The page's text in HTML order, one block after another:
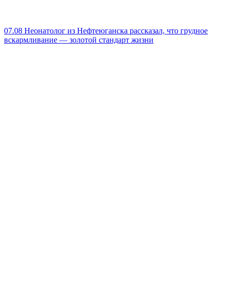
07.08 Неонатолог из Нефтеюганска рассказал, что грудное
вскармливание — золотой стандарт жизни